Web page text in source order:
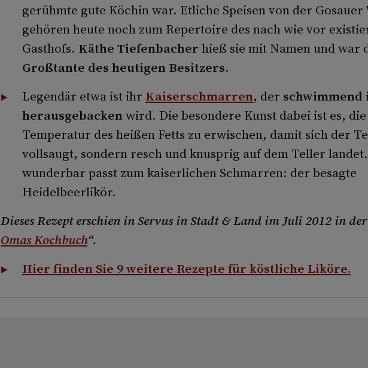
gerühmte gute Köchin war. Etliche Speisen von der
gehören heute noch zum Repertoire des nach wie vor
Gasthofs. Käthe Tiefenbacher hieß sie mit Namen und war
Großtante des heutigen Besitzers.
Legendär etwa ist ihr Kaiserschmarren, der schwimmend
herausgebackenwird. Die besondere Kunst dabei ist es,
Temperatur des heißen Fetts zu erwischen, damit sich der
vollsaugt, sondern resch und knusprig auf dem Teller
wunderbar passt zum kaiserlichen Schmarren: der besagte
Heidelbeerlikör.
Dieses Rezept erschien in Servus in Stadt & Land im Juli 2012 in
Omas Kochbuch“.
Hier finden Sie 9 weitere Rezepte für köstliche Liköre.